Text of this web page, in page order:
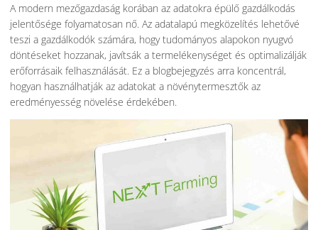
A modern mezőgazdaság korában az adatokra épülő gazdálkodás
jelentősége folyamatosan nő. Az adatalapú megközelítés lehetővé
teszi a gazdálkodók számára, hogy tudományos alapokon nyugvó
döntéseket hozzanak, javítsák a termelékenységet és optimalizálják
erőforrásaik felhasználását. Ez a blogbejegyzés arra koncentrál,
hogyan használhatják az adatokat a növénytermesztők az
eredményesség növelése érdekében.